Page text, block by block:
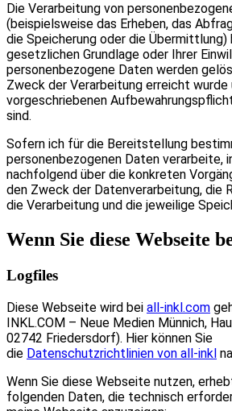
Die Verarbeitung von
(beispielsweise das Erheben, das
die Speicherung oder die Übermittlung)
gesetzlichen Grundlage oder Ihrer
personenbezogene Daten werden
Zweck der Verarbeitung erreicht
vorgeschriebenen
sind.
Sofern ich für die Bereitstellung
personenbezogenen Daten verarbeite,
nachfolgend über die konkreten
den Zweck der Datenverarbeitung, die
die Verarbeitung und die jeweilige
Wenn Sie diese Webseite
Logfiles
Diese Webseite wird bei all-inkl.com
INKL.COM – Neue Medien Münnich,
02742 Friedersdorf). Hier können Sie
die Datenschutzrichtlinien von all-inkl
Wenn Sie diese Webseite nutzen,
folgenden Daten, die technisch